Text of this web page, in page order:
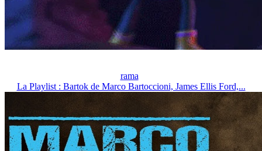
rama
La Playlist : Bartok de Marco Bartoccioni, James Ellis Ford,...